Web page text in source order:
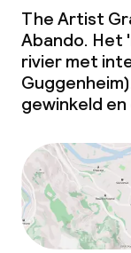
Zakelijke
The Artist
Abando. Het
rivier met
gewinkeld